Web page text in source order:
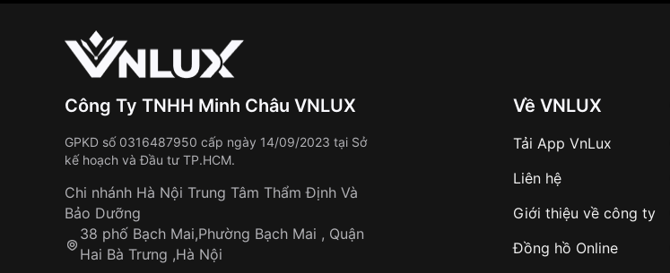
Công Ty TNHH Minh Châu VNLUX
GPKD số 0316487950 cấp ngày 14/09/2023 tại Sở
kế hoạch và Đầu tư TP.HCM.
Chi nhánh Hà Nội Trung Tâm Thẩm Định Và
Bảo Dưỡng
38 phố Bạch Mai,Phường Bạch Mai , Quận
Hai Bà Trưng ,Hà Nội
Về VNLUX
Tải App VnLux
Liên hệ
Giới thiệu về công ty
Đồng hồ Online